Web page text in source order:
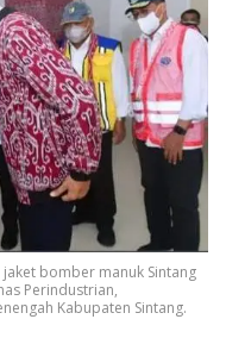
bomber manuk Sintang
Perindustrian,
Kabupaten Sintang.